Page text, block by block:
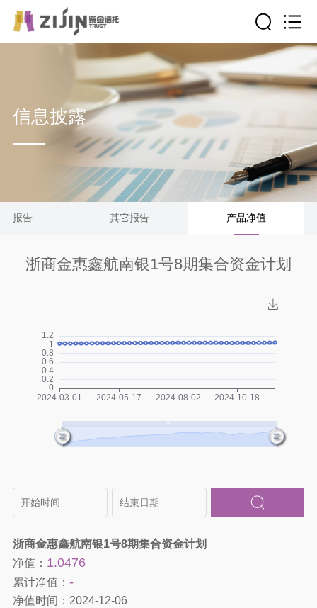
信息披露
算报告 其它报告 产品净值
浙商金惠鑫航南银1号8期集合资金计划
浙商金惠鑫航南银1号8期集合资金计划
净值： 1.0476
累计净值： -
净值时间： 2024-12-06